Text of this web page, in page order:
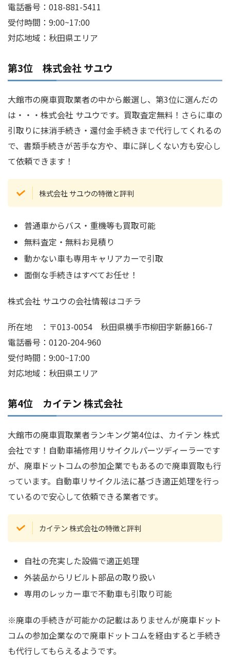
電話番号：018-881-5411
受付時間：9:00~17:00
対応地域：秋田県エリア
第3位 株式会社 サユウ
大館市の廃車買取業者の中から厳選し、第3位に選んだの
は・・・株式会社 サユウです。買取査定無料！さらに車の
引取りに抹消手続き・還付金手続きまで代行してくれるの
で、書類手続きが苦手な方や、車に詳しくない方も安心し
て依頼できます！
株式会社 サユウの特徴と評判
普通車からバス・重機等も買取可能
無料査定・無料お見積り
動かない車も専用キャリアカーで引取
面倒な手続きはすべてお任せ！
株式会社 サユウの会社情報はコチラ
所在地 ：〒013-0054 秋田県横手市柳田字新藤166-7
電話番号：0120-204-960
受付時間：9:00~17:00
対応地域：秋田県エリア
第4位 カイテン 株式会社
大館市の廃車買取業者ランキング第4位は、カイテン 株式
会社です！自動車補修用リサイクルパーツディーラーです
が、廃車ドットコムの参加企業でもあるので廃車買取も行
っています。自動車リサイクル法に基づき適正処理を行っ
ているので安心して依頼できる業者です。
カイテン 株式会社の特徴と評判
自社の充実した設備で適正処理
外装品からリビルト部品の取り扱い
専用のレッカー車で不動車も引取り可能
※廃車の手続きが可能かの記載はありませんが廃車ドット
コムの参加企業なので廃車ドットコムを経由すると手続き
も代行してもらえるようです。